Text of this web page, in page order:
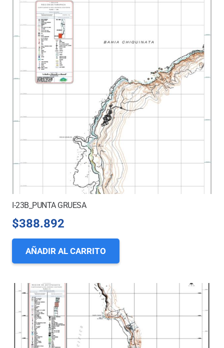
I-23B_PUNTA GRUESA
$388.892
AÑADIR AL CARRITO